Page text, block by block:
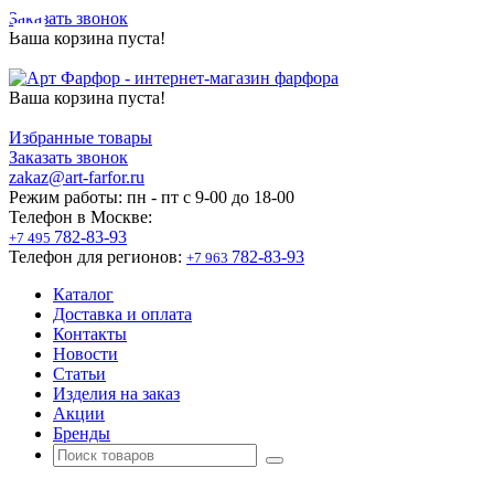
Заказать звонок
Ваша корзина пуста!
Ваша корзина пуста!
Избранные товары
Заказать звонок
zakaz@art-farfor.ru
Режим работы: пн - пт c 9-00 до 18-00
Телефон в Москве:
+7 495 782-83-93
Телефон для регионов: +7 963 782-83-93
Каталог
Доставка и оплата
Контакты
Новости
Статьи
Изделия на заказ
Акции
Бренды